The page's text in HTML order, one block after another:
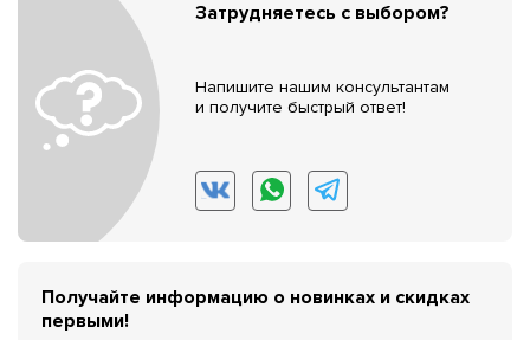
Затрудняетесь с выбором?
Напишите нашим консультантам
и получите быстрый ответ!
Получайте информацию о новинках и скидках
первыми!